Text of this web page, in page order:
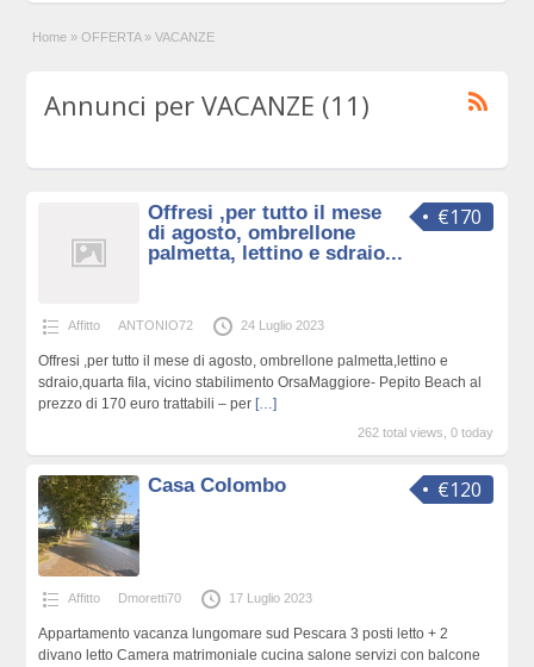
Home » OFFERTA » VACANZE
Annunci per VACANZE (11)
€170
Offresi ,per tutto il mese
di agosto, ombrellone
palmetta, lettino e sdraio...
Affitto ANTONIO72 24 Luglio 2023
Offresi ,per tutto il mese di agosto, ombrellone palmetta,lettino e
sdraio,quarta fila, vicino stabilimento OrsaMaggiore- Pepito Beach al
prezzo di 170 euro trattabili – per […]
262 total views, 0 today
€120
Casa Colombo
Affitto Dmoretti70 17 Luglio 2023
Appartamento vacanza lungomare sud Pescara 3 posti letto + 2
divano letto Camera matrimoniale cucina salone servizi con balcone